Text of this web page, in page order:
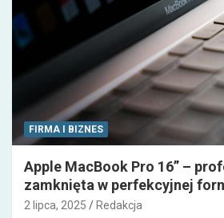
FIRMA I BIZNES
Apple MacBook Pro 16” –
zamknięta w perfekcyjnej
2 lipca, 2025 Redakcja